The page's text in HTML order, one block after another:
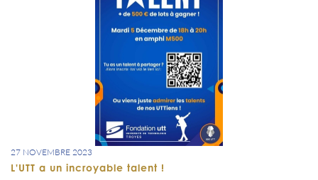
27 NOVEMBRE 2023
L'UTT a un incroyable talent !